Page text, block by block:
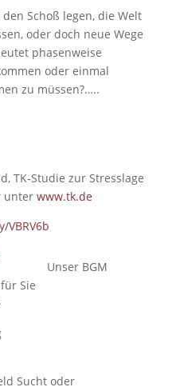
Schoß legen, die Welt
oder doch neue Wege
phasenweise
oder einmal
zu müssen?…..
TK-Studie zur Stresslage
unter www.tk.de
Unser BGM
Sie
Sucht oder